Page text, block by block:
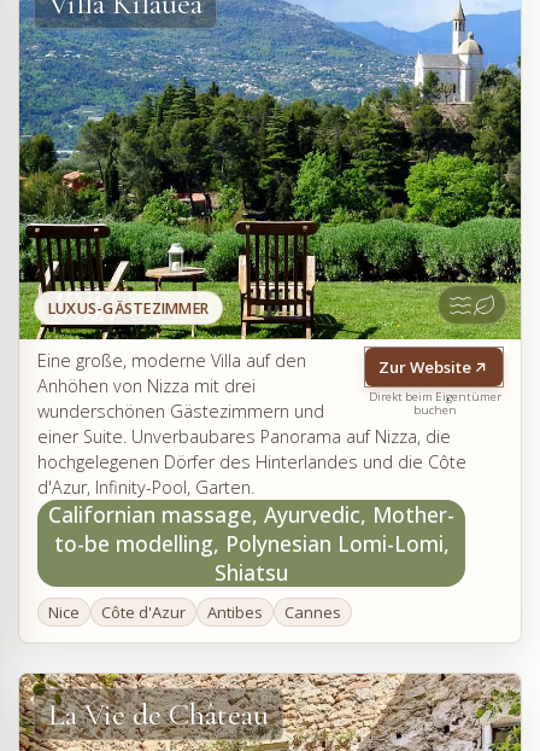
LUXUS-GÄSTEZIMMER
Zur Website
Direkt beim Eigentümer
buchen
Eine große, moderne Villa auf den
Anhöhen von Nizza mit drei
wunderschönen Gästezimmern und
einer Suite. Unverbaubares Panorama auf Nizza, die
hochgelegenen Dörfer des Hinterlandes und die Côte
d'Azur, Infinity-Pool, Garten.
Californian massage, Ayurvedic, Mother-
to-be modelling, Polynesian Lomi-Lomi,
Shiatsu
Nice Côte d'Azur Antibes Cannes
La Vie de Château